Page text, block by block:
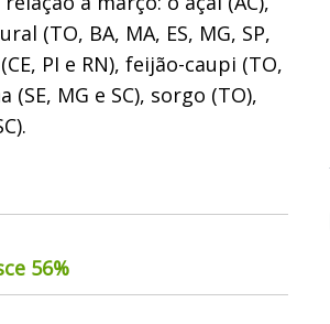
(TO, BA, MA, ES, MG, SP,
PI e RN), feijão-caupi (TO,
MG e SC), sorgo (TO),
56%